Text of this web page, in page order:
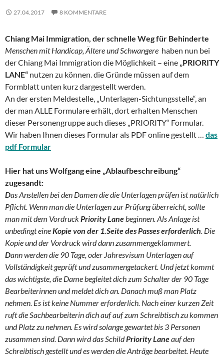
27.04.2017 8 KOMMENTARE
Chiang Mai Immigration, der schnelle Weg für Behinderte
Menschen mit Handicap, Ältere und Schwangere haben nun bei
der Chiang Mai Immigration die Möglichkeit – eine „PRIORITY
LANE“ nutzen zu können. die Gründe müssen auf dem
Formblatt unten kurz dargestellt werden.
An der ersten Meldestelle, „Unterlagen-Sichtungsstelle“, an
der man ALLE Formulare erhält, dort erhalten Menschen
dieser Personengruppe auch dieses „PRIORITY“ Formular.
Wir haben Ihnen dieses Formular als PDF online gestellt … das
pdf Formular
Hier hat uns Wolfgang eine „Ablaufbeschreibung“
zugesandt:
Das Anstellen bei den Damen die die Unterlagen prüfen ist natürlich
Pflicht. Wenn man die Unterlagen zur Prüfung überreicht, sollte
man mit dem VordruckPriority Lanebeginnen. Als Anlage ist
unbedingt eineKopie von der 1.Seite des Passes erforderlich. Die
Kopie und der Vordruck wird dann zusammengeklammert.
Dann werden die 90 Tage, oder Jahresvisum Unterlagen auf
Vollständigkeit geprüft und zusammengetackert. Und jetzt kommt
das wichtigste, die Dame begleitet dich zum Schalter der 90 Tage
Bearbeiterinnen und meldet dich an. Danach muß man Platz
nehmen. Es ist keine Nummer erforderlich. Nach einer kurzen Zeit
ruft die Sachbearbeiterin dich auf auf zum Schreibtisch zu kommen
und Platz zu nehmen. Es wird solange gewartet bis 3 Personen
zusammen sind. Dann wird das SchildPriority Laneauf den
Schreibtisch gestellt und es werden die Anträge bearbeitet. Heute